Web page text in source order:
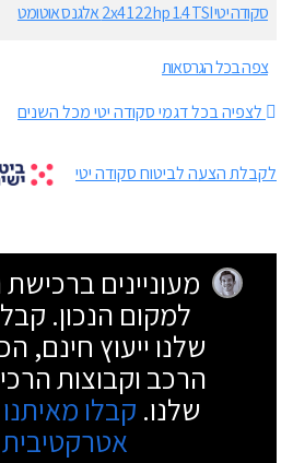
סקודה יטי 2x4 122hp 1.4 TSI אלגנס אוטומט
צפה בכל הגרסאות
לצפיה בכל דגמי סקודה יטי מכל השנים
לקבלת הצעה לביטוח סקודה יטי
מעוניינים
למקום הנכון.
שלנו ייעוץ חינם,
הרכב וקבוצות
שלנו. קבלו